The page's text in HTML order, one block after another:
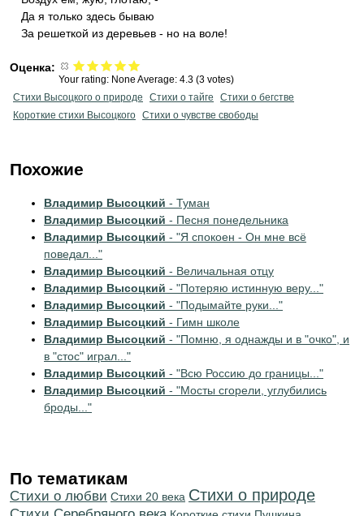
Да я только здесь бываю
За решеткой из деревьев - но на воле!
Оценка:
Your rating: None Average: 4.3 (3 votes)
Стихи Высоцкого о природе
Стихи о тайге
Стихи о бегстве
Короткие стихи Высоцкого Стихи о чувстве свободы
Похожие
Владимир Высоцкий - Туман
Владимир Высоцкий - Песня понедельника
Владимир Высоцкий - "Я спокоен - Он мне всё
поведал..."
Владимир Высоцкий - Величальная отцу
Владимир Высоцкий - "Потеряю истинную веру..."
Владимир Высоцкий - "Подымайте руки..."
Владимир Высоцкий - Гимн школе
Владимир Высоцкий - "Помню, я однажды и в "очко", и
в "стос" играл..."
Владимир Высоцкий - "Всю Россию до границы..."
Владимир Высоцкий - "Мосты сгорели, углубились
броды..."
По тематикам
Стихи о любви Стихи 20 века Стихи о природе